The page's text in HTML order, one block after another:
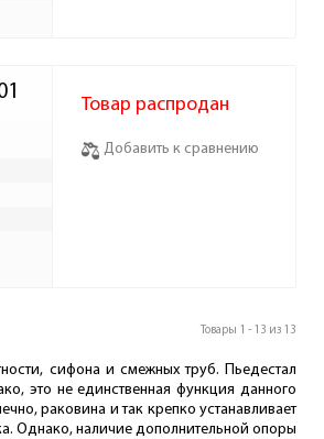
Товар распродан
Добавить к сравнению
Товары 1 - 13 из 13
сифона и смежных труб. Пьедестал
это не единственная функция данного
раковина и так крепко устанавливает
Однако, наличие дополнительной опоры